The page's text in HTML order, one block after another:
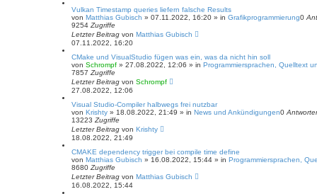
Vulkan Timestamp queries liefern falsche Results
von Matthias Gubisch » 07.11.2022, 16:20 » in Grafikprogrammierung0
9254 Zugriffe
Letzter Beitrag von Matthias Gubisch
07.11.2022, 16:20
CMake und VisualStudio fügen was ein, was da nicht hin soll
von Schrompf » 27.08.2022, 12:06 » in Programmiersprachen, Quelltext
7857 Zugriffe
Letzter Beitrag von Schrompf
27.08.2022, 12:06
Visual Studio-Compiler halbwegs frei nutzbar
von Krishty » 18.08.2022, 21:49 » in News und Ankündigungen0
13223 Zugriffe
Letzter Beitrag von Krishty
18.08.2022, 21:49
CMAKE dependency trigger bei compile time define
von Matthias Gubisch » 16.08.2022, 15:44 » in Programmiersprachen,
8680 Zugriffe
Letzter Beitrag von Matthias Gubisch
16.08.2022, 15:44